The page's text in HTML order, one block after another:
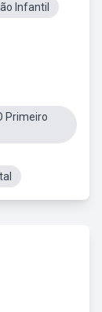
Infantil
Primeiro